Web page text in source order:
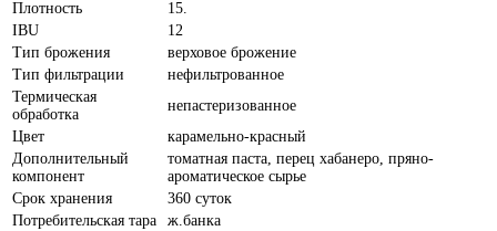
Плотность
15.
IBU
12
Тип брожения
верховое брожение
Тип фильтрации
нефильтрованное
Термическая
обработка
непастеризованное
Цвет
карамельно-красный
Дополнительный
компонент
томатная паста, перец хабанеро, пряно-
ароматическое сырье
Срок хранения
360 суток
Потребительская тара
ж.банка